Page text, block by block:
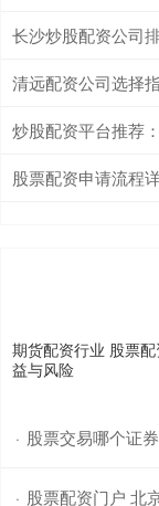
长沙炒股配资公司
清远配资公司选择
炒股配资平台推荐
股票配资申请流程
期货配资行业 股票
益与风险
· 股票交易哪个证
· 股票配资门户 北